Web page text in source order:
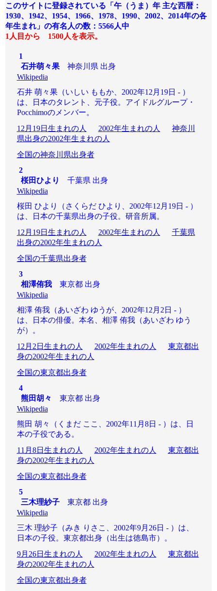
このサイトに登録されている「午（うま）年 主な西暦：
1930、1942、1954、1966、1978、1990、2002、2014年の各
年生まれ」の有名人の数：5566人中
1人目から 1500人を表示。
1
石井萌々果神奈川県 出身
Wikipedia
石井 萌々果（いしい ももか、2002年12月19日 - ）
は、日本のタレント、元子役。アイドルグループ・
Pocchimoのメンバー。
12月19日生まれの人
2002年生まれの人
神奈川
県出身の2002年生まれの人
全国の神奈川県出身者
2
桜田ひより
千葉県 出身
Wikipedia
桜田 ひより（さくらだ ひより、2002年12月19日 - ）
は、日本の千葉県出身の子役。研音所属。
12月19日生まれの人
2002年生まれの人
千葉県
出身の2002年生まれの人
全国の千葉県出身者
3
相澤侑我東京都 出身
Wikipedia
相澤 侑我（あいざわ ゆうが、2002年12月2日 - ）
は、日本の俳優。本名、相澤 侑我（あいざわ ゆう
が）。
12月2日生まれの人
2002年生まれの人
東京都出
身の2002年生まれの人
全国の東京都出身者
4
熊田胡々 東京都 出身
Wikipedia
熊田 胡々（くまだ ここ、2002年11月8日 - ）は、日
本の子役である。
11月8日生まれの人
2002年生まれの人
東京都出
身の2002年生まれの人
全国の東京都出身者
5
三木理紗子東京都 出身
Wikipedia
三木 理紗子（みき りさこ、2002年9月26日 - ）は、
日本の子役。東京都出身（出生は徳島市）。
9月26日生まれの人
2002年生まれの人
東京都出
身の2002年生まれの人
全国の東京都出身者